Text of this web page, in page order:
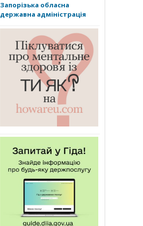
Запорізька обласна
державна адміністрація